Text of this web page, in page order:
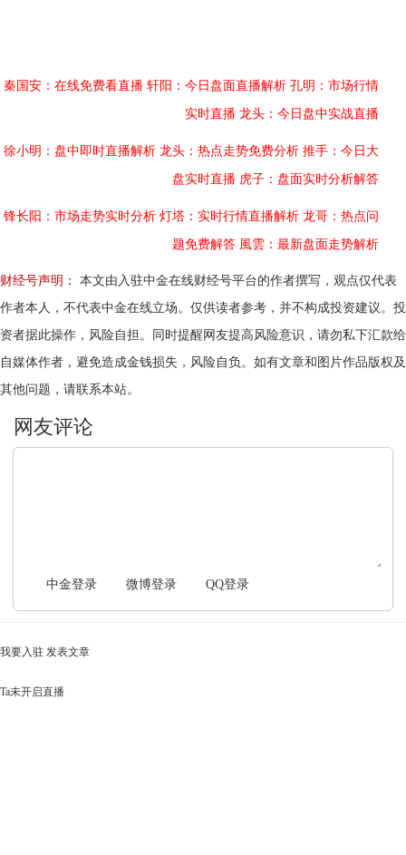
秦国安：在线免费看直播 轩阳：今日盘面直播解析 孔明：市场行情
实时直播 龙头：今日盘中实战直播
徐小明：盘中即时直播解析 龙头：热点走势免费分析 推手：今日大
盘实时直播 虎子：盘面实时分析解答
锋长阳：市场走势实时分析 灯塔：实时行情直播解析 龙哥：热点问
题免费解答 風雲：最新盘面走势解析
财经号声明：
本文由入驻中金在线财经号平台的作者撰写，观点仅代表
作者本人，不代表中金在线立场。仅供读者参考，并不构成投资建议。投
资者据此操作，风险自担。同时提醒网友提高风险意识，请勿私下汇款给
自媒体作者，避免造成金钱损失，风险自负。如有文章和图片作品版权及
其他问题，请联系本站。
中金登录 微博登录 QQ登录
我要入驻 发表文章
Ta未开启直播